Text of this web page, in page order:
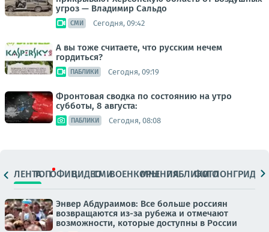
угроз — Владимир Сальдо
СМИ Сегодня, 09:42
А вы тоже считаете, что русским нечем
гордиться?
ПАБЛИКИ Сегодня, 09:19
Фронтовая сводка по состоянию на утро
субботы, 8 августа:
ПАБЛИКИ Сегодня, 08:08
ЛЕНТАТОПОФИЦ.ВИДЕОСМИВОЕНКОРЫМНЕНИЯПАБЛИКИ
ФОТОЛОНГРИДЫ
Энвер Абдураимов: Все больше россиян
возвращаются из-за рубежа и отмечают
возможности, которые доступны в России